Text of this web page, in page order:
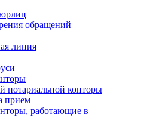
обращений
линия
нотариальной конторы
прием
работающие в